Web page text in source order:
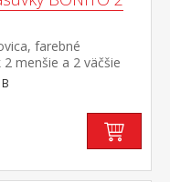
farebné
menšie a 2 väčšie